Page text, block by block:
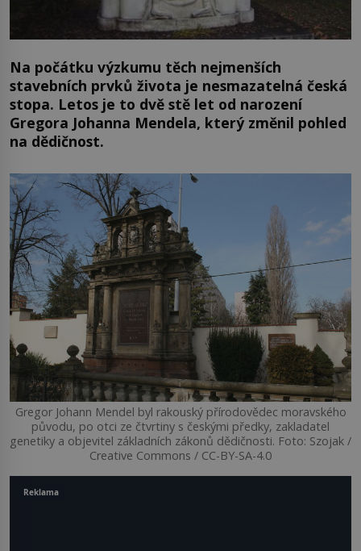
Na počátku výzkumu těch nejmenších
stavebních prvků života je nesmazatelná česká
stopa. Letos je to dvě stě let od narození
Gregora Johanna Mendela, který změnil pohled
na dědičnost.
Gregor Johann Mendel byl rakouský přírodovědec moravského
původu, po otci ze čtvrtiny s českými předky, zakladatel
genetiky a objevitel základních zákonů dědičnosti. Foto: Szojak /
Creative Commons / CC-BY-SA-4.0
Reklama